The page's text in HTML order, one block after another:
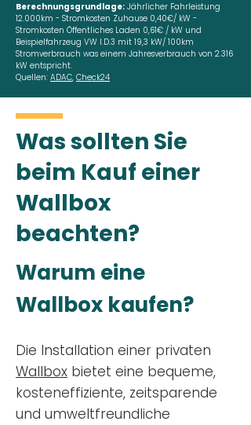
Berechnungsgrundlage: Jährlicher Fahrleistung
12.000km - Stromkosten Zuhause 0,40€/ kW -
Stromkosten Öffentliches Laden 0,61€ / kW und
Beispielfahrzeug VW I.D.3 mit 19,3 kW/ 100km
Stromverbrauch was einem Jahresverbrauch von 2.316
kW entspricht.
Quellen: ADAC, Check24
Was sollten Sie
beim Kauf einer
Wallbox
beachten?
Warum eine
Wallbox kaufen?
Die Installation einer privaten
Wallbox bietet eine bequeme,
kosteneffiziente, zeitsparende
und umweltfreundliche